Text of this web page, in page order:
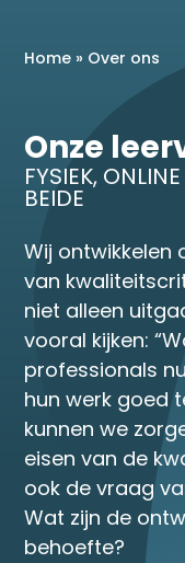
Home » Over ons
Onze
FYSIEK,
BEIDE
Wij ontwikkelen
van
niet alleen
vooral kijken:
professionals
hun werk goed
kunnen we
eisen van de
ook de vraag
Wat zijn de
behoefte?